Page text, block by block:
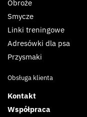
Obroże
Smycze
Linki treningowe
Adresówki dla psa
Przysmaki
Obsługa klienta
Kontakt
Współpraca